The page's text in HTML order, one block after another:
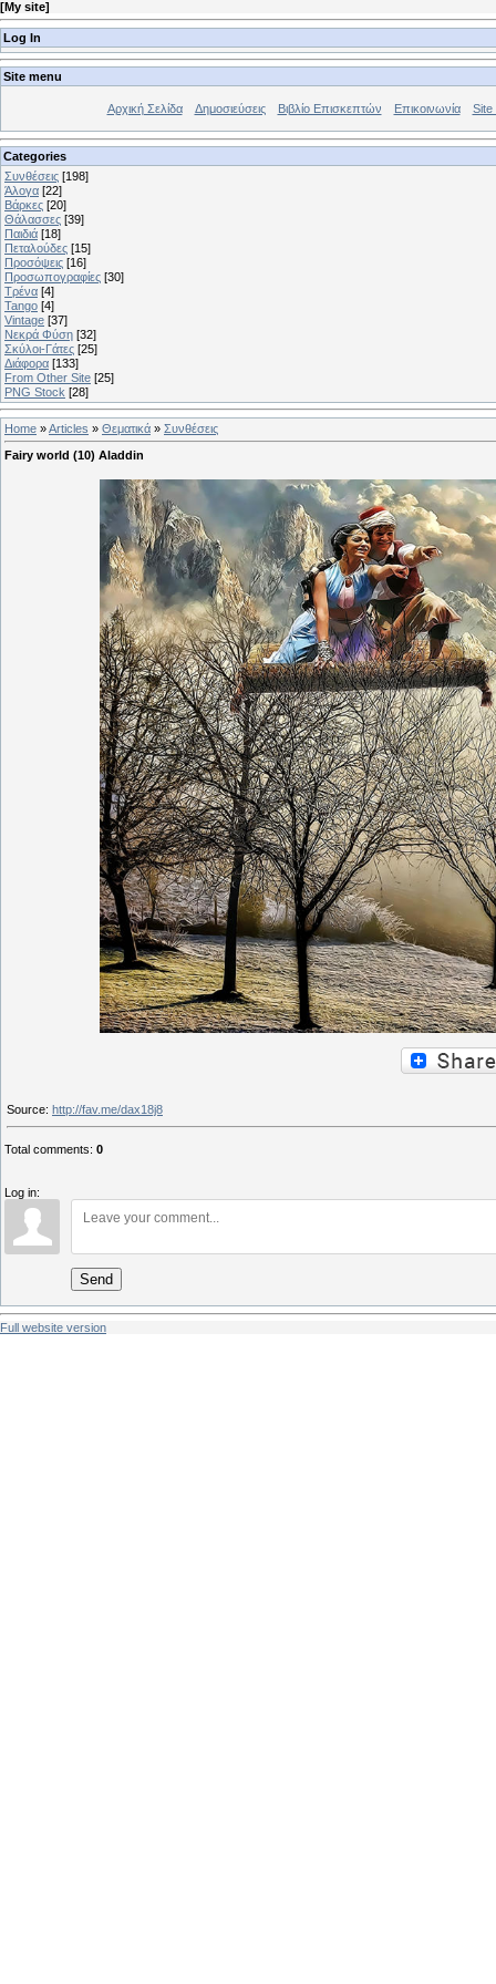
[My site]
Log In
Site menu
Αρχική Σελίδα Δημοσιεύσεις Βιβλίο Επισκεπτών Επικοινωνία Site
Categories
Συνθέσεις [198]
Άλογα [22]
Βάρκες [20]
Θάλασσες [39]
Παιδιά [18]
Πεταλούδες [15]
Προσόψεις [16]
Προσωπογραφίες [30]
Τρένα [4]
Tango [4]
Vintage [37]
Νεκρά Φύση [32]
Σκύλοι-Γάτες [25]
Διάφορα [133]
From Other Site [25]
PNG Stock [28]
Home »Articles » Θεματικά » Συνθέσεις
Fairy world (10) Aladdin
Source: http://fav.me/dax18j8
Total comments: 0
Log in:
Send
Full website version